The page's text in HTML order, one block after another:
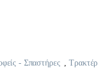
- Σπαστήρες ,Τρακτέρ